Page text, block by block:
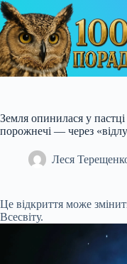
Перейти
до
вмісту
Земля опинилася у пастці
порожнечі — через
Леся
Це відкриття може
Всесвіту.